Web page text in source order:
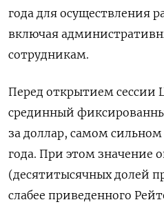
года для осуществления
включая
сотрудникам.
Перед открытием сессии
срединный
за доллар, самом сильном
года. При этом значение
(десятитысячных долей
слабее приведенного